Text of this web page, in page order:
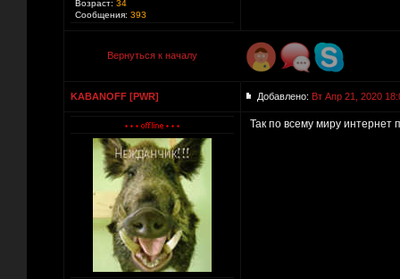
Возраст: 34
Сообщения: 393
Вернуться к началу
KABANOFF [PWR] Добавлено: Вт Апр 21, 2020
Так по всему миру интернет